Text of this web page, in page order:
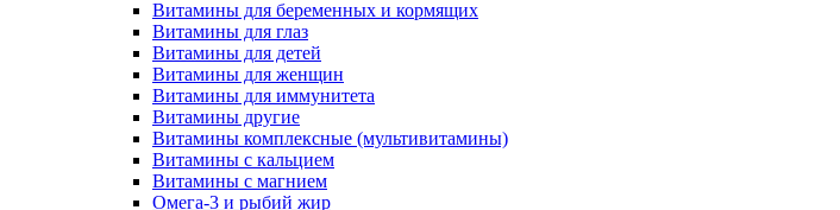
Витамины для беременных и кормящих
Витамины для глаз
Витамины для детей
Витамины для женщин
Витамины для иммунитета
Витамины другие
Витамины комплексные (мультивитамины)
Витамины с кальцием
Витамины с магнием
Омега-3 и рыбий жир